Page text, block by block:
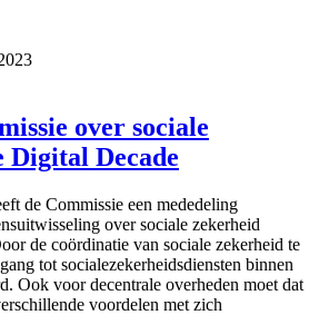
over sociale
Digital Decade
de Commissie een mededeling
over sociale zekerheid
de coördinatie van sociale zekerheid te
tot socialezekerheidsdiensten binnen
Ook voor decentrale overheden moet dat
voordelen met zich